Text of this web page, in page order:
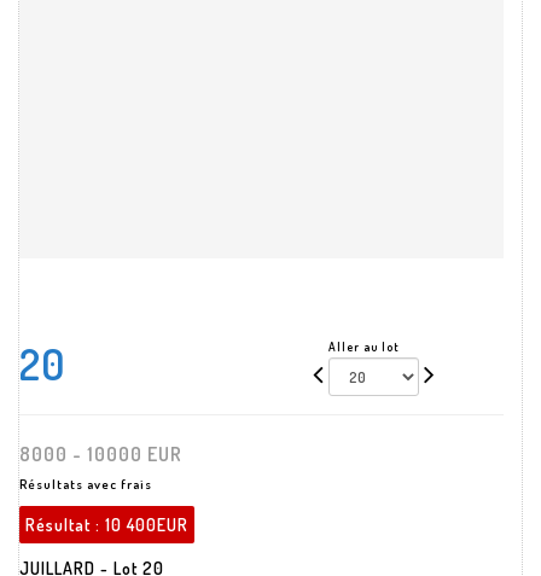
20 Aller au lot
8000 - 10000 EUR
Résultats avec frais
Résultat : 10 400EUR
JUILLARD - Lot 20